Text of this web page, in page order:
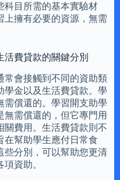
科目所需的基本實驗材
上擁有必要的資源，無需
費貸款的關鍵分別
常會接觸到不同的資助類
學金以及生活費貸款。學
需償還的。學習開支助學
需償還的，但它專門用
關費用。生活費貸款則不
在幫助學生應付日常食
些分別，可以幫助您更清
資助。